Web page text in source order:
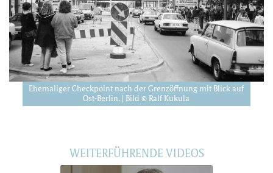
Ehemaliger Checkpoint nach der Grenzöffnung mit Blick auf
Ost-Berlin. | Bild © Ralf Kukula
WEITERFÜHRENDE VIDEOS